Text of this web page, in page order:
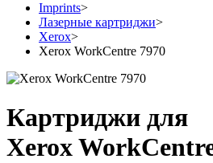
Imprints>
Лазерные картриджи>
Xerox>
Xerox WorkCentre 7970
Картриджи для
Xerox